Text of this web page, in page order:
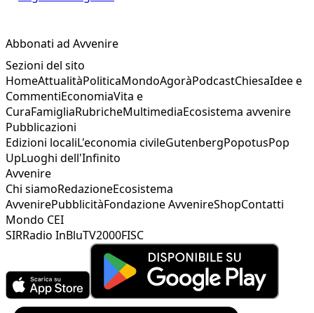
Abbonati ad Avvenire
Sezioni del sito
HomeAttualitàPoliticaMondoAgoràPodcastChiesaIdee e
CommentiEconomiaVita e
CuraFamigliaRubricheMultimediaEcosistema avvenire
Pubblicazioni
Edizioni localiL'economia civileGutenbergPopotusPop
UpLuoghi dell'Infinito
Avvenire
Chi siamoRedazioneEcosistema
AvvenirePubblicitàFondazione AvvenireShopContatti
Mondo CEI
SIRRadio InBluTV2000FISC